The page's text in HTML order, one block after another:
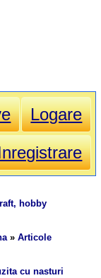
Logare
hobby
»Articole
cu nasturi